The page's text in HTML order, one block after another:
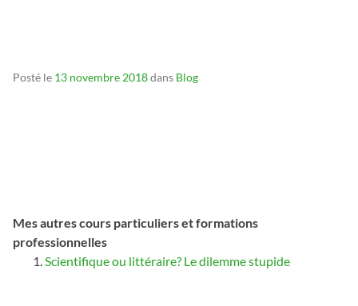
Posté le 13 novembre 2018dans Blog
Mes autres cours particuliers et formations
professionnelles
Scientifique ou littéraire? Le dilemme stupide